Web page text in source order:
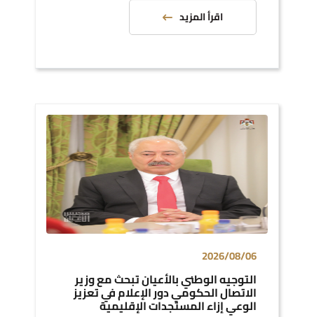
اقرأ المزيد
2026/08/06
التوجيه الوطني بالأعيان تبحث مع وزير
الاتصال الحكومي دور الإعلام في تعزيز
الوعي إزاء المستجدات الإقليمية